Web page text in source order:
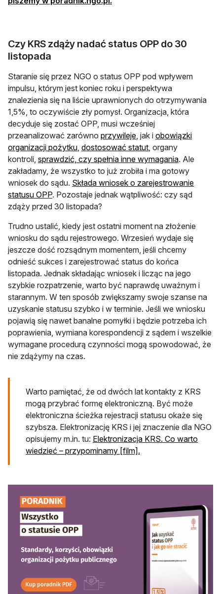
Czy KRS zdąży nadać status OPP do 30
listopada
Staranie się przez NGO o status OPP pod wpływem
impulsu, którym jest koniec roku i perspektywa
znalezienia się na liście uprawnionych do otrzymywania
1,5%, to oczywiście zły pomysł. Organizacja, która
decyduje się zostać OPP, musi wcześniej
przeanalizować zarówno przywileje , jak i obowiązki
organizacji pożytku dostosować statut , organy
kontroli, sprawdzić, czy spełnia inne wymagania. Ale
zakładamy, że wszystko to już zrobiła i ma gotowy
wniosek do sądu. Składa wniosek o zarejestrowanie
statusu OPP. Pozostaje jednak wątpliwość: czy sąd
zdąży przed 30 listopada?
Trudno ustalić, kiedy jest ostatni moment na złożenie
wniosku do sądu rejestrowego. Wrzesień wydaje się
jeszcze dość rozsądnym momentem, jeśli chcemy
odnieść sukces i zarejestrować status do końca
listopada. Jednak składając wniosek i licząc na jego
szybkie rozpatrzenie, warto być naprawdę uważnym i
starannym. W ten sposób zwiększamy swoje szanse na
uzyskanie statusu szybko i w terminie. Jeśli we wniosku
pojawią się nawet banalne pomyłki i będzie potrzeba ich
poprawienia, wymiana korespondencji z sądem i wszelkie
wymagane procedurą czynności mogą spowodować, że
nie zdążymy na czas.
Warto pamiętać, że od dwóch lat kontakty z KRS
mogą przybrać formę elektroniczną. Być może
elektroniczna ścieżka rejestracji statusu okaże się
szybsza. Elektronizację KRS i jej znaczenie dla NGO
opisujemy m.in. tu: Elektronizacja KRS. Co warto
wiedzieć – przypominamy [film].